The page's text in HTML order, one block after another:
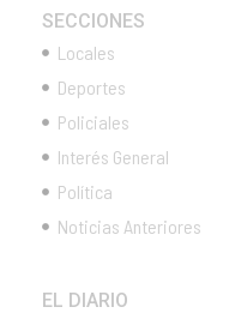
SECCIONES
Locales
Deportes
Policiales
Interés General
Política
Noticias Anteriores
EL DIARIO